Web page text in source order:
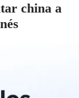
china a